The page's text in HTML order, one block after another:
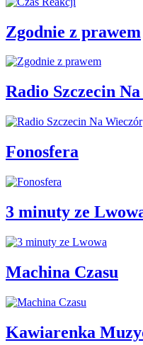
Zgodnie z prawem
Radio Szczecin
Fonosfera
3 minuty ze
Machina Czasu
Kawiarenka